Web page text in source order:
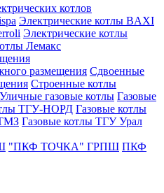
котлов
Электрические котлы BAXI
Электрические котлы
Лемакс
размещения Сдвоенные
Строенные котлы
Уличные газовые котлы Газовые
ТГУ-НОРД Газовые котлы
Газовые котлы ТГУ Урал
"ПКФ ТОЧКА" ГРПШ ПКФ